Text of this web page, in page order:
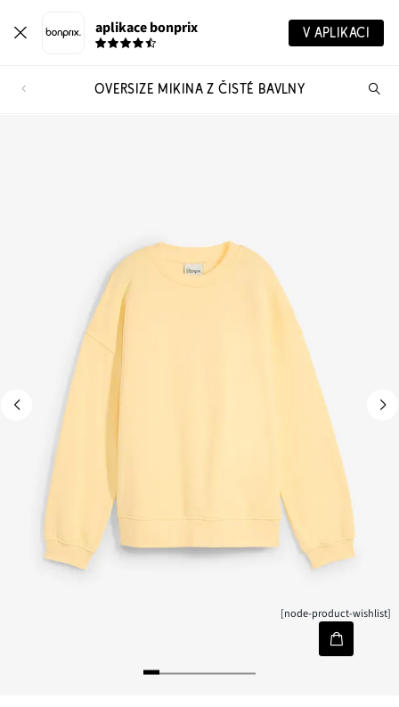
aplikace bonprix V APLIKACI
OVERSIZE MIKINA Z ČISTÉ BAVLNY
[node-product-wishlist]